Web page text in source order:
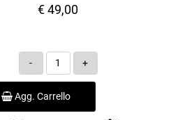
€ 49,00
Quantità
Agg. Carrello